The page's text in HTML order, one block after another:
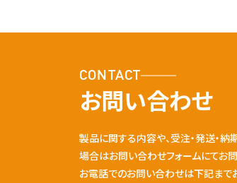
CONTACT
お問い合わせ
製品に関する内容や、受注・発送・
場合はお問い合わせフォームにてお問
お電話でのお問い合わせは下記まで